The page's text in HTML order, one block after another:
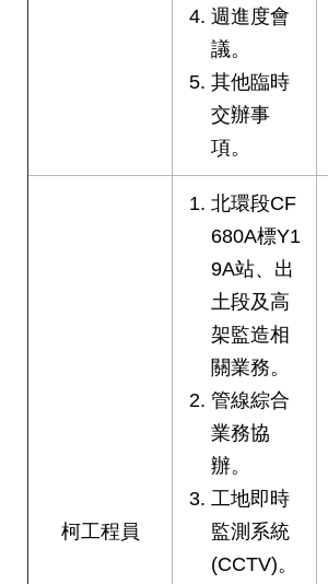
週進度會
議。
其他臨時
交辦事
項。
柯工程員
北環段CF
680A標Y1
9A站、出
土段及高
架監造相
關業務。
管線綜合
業務協
辦。
工地即時
監測系統
(CCTV)。